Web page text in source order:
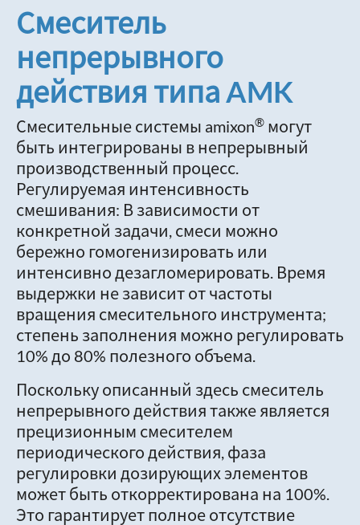
Смеситель
непрерывного
действия типа AMK
Смесительные системы amixon® могут
быть интегрированы в непрерывный
производственный процесс.
Регулируемая интенсивность
смешивания: В зависимости от
конкретной задачи, смеси можно
бережно гомогенизировать или
интенсивно дезагломерировать. Время
выдержки не зависит от частоты
вращения смесительного инструмента;
степень заполнения можно регулировать
10% до 80% полезного объема.
Поскольку описанный здесь смеситель
непрерывного действия также является
прецизионным смесителем
периодического действия, фаза
регулировки дозирующих элементов
может быть откорректирована на 100%.
Это гарантирует полное отсутствие